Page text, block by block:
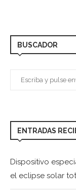
BUSCADOR
ENTRADAS
Dispositivo
el eclipse solar